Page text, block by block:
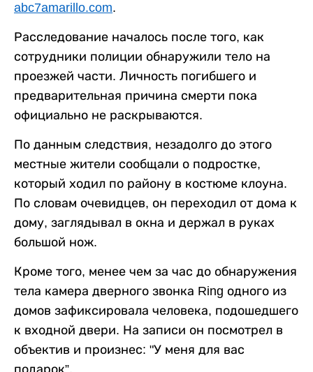
abc7amarillo.com.
Расследование началось после того, как
сотрудники полиции обнаружили тело на
проезжей части. Личность погибшего и
предварительная причина смерти пока
официально не раскрываются.
По данным следствия, незадолго до этого
местные жители сообщали о подростке,
который ходил по району в костюме клоуна.
По словам очевидцев, он переходил от дома к
дому, заглядывал в окна и держал в руках
большой нож.
Кроме того, менее чем за час до обнаружения
тела камера дверного звонка Ring одного из
домов зафиксировала человека, подошедшего
к входной двери. На записи он посмотрел в
объектив и произнес: "У меня для вас